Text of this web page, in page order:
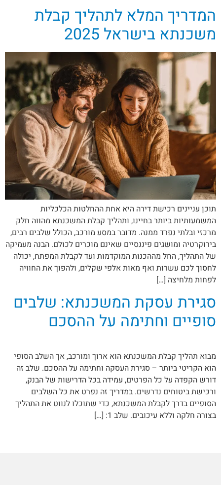
המדריך המלא לתהליך קבלת
משכנתא בישראל 2025
תוכן עניינים רכישת דירה היא אחת ההחלטות הכלכליות
המשמעותיות ביותר בחיינו, ותהליך קבלת המשכנתא מהווה חלק
מרכזי ובלתי נפרד ממנה. מדובר במסע מורכב, הכולל שלבים רבים,
בירוקרטיה ומושגים פיננסיים שאינם מוכרים לכולם. הבנה מעמיקה
של התהליך, החל מההכנות המוקדמות ועד לקבלת המפתח, יכולה
לחסוך לכם עשרות ואף מאות אלפי שקלים, ולהפוך את החוויה
לפחות מלחיצה […]
סגירת עסקת המשכנתא: שלבים
סופיים וחתימה על ההסכם
מבוא תהליך קבלת המשכנתא הוא ארוך ומורכב, אך השלב הסופי
הוא הקריטי ביותר – סגירת העסקה וחתימה על ההסכם. שלב זה
דורש הקפדה על כל הפרטים, עמידה בכל הדרישות של הבנק,
ורכישת ביטוחים נדרשים. במדריך זה נפרט את כל השלבים
הסופיים בדרך לקבלת המשכנתא, כדי שתוכלו לנווט את התהליך
בצורה חלקה וללא עיכובים. שלב 1: […]